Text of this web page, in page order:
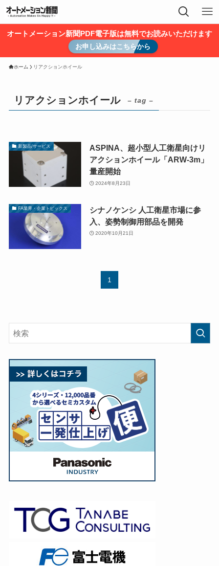
オートメーション新聞PDF電子版は無料でお読みいただけます
お申し込みはこちらから
ホーム リアクションホイール
リアクションホイール – tag –
新製品/サービス
ASPINA、超小型人工衛星向けリ
アクションホイール「ARW-3m」
量産開始
2024年8月23日
FA業界・企業トピックス
シナノケンシ 人工衛星市場に参
入、姿勢制御用部品を開発
2020年10月21日
1